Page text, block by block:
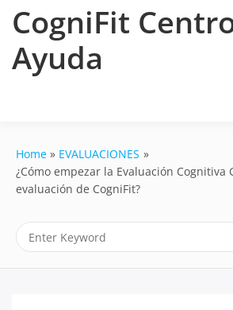
CogniFit
Ayuda
Home
EVALUACIONES
¿Cómo empezar la Evaluación Cognitiva
evaluación de CogniFit?